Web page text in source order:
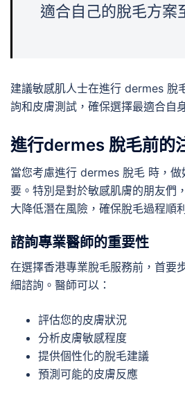
適合自己的脫毛方案
建議敏感肌人士在進行 dermes 脫
詢和皮膚測試，確保選擇最適合自
進行dermes 脫毛前的
當您考慮進行 dermes 脫毛 時，
要。特別是對於敏感肌膚的朋友們
大降低潛在風險，確保脫毛過程順
諮詢專業醫師的重要性
在選擇香港專業脫毛服務前，首要
細諮詢。醫師可以：
評估您的皮膚狀況
分析皮膚敏感程度
提供個性化的脫毛建議
預測可能的皮膚反應